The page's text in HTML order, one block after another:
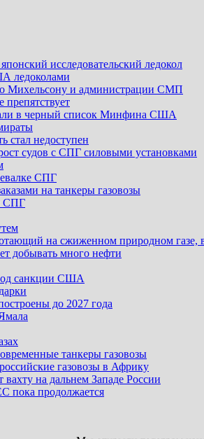
исследовательский ледокол
ледоколами
Михельсону и администрации СМП
в черный список Минфина США
стал недоступен
судов с СПГ силовыми установками
СПГ
на танкеры газовозы
СПГ
на сжиженном природном газе,
добывать много нефти
санкции США
до 2027 года
танкеры газовозы
газовозы в Африку
на дальнем Западе России
продолжается